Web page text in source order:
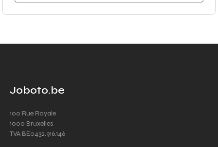
Joboto.be
100 Rue Royale
1000 Bruxelles
TVA BE0432.916.146